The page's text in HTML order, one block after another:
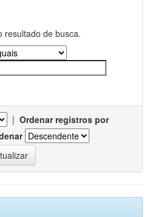
resultado de busca.
| Ordenar registros por